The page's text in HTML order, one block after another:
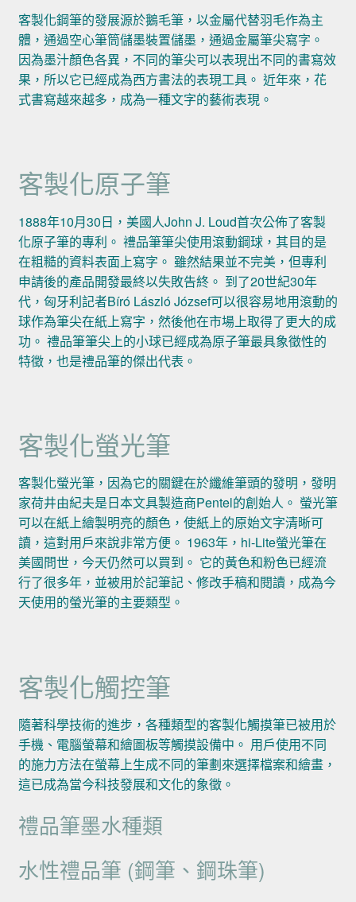
客製化鋼筆的發展源於鵝毛筆，以金屬代替羽毛作為主
體，通過空心筆筒儲墨裝置儲墨，通過金屬筆尖寫字。
因為墨汁顏色各異，不同的筆尖可以表現出不同的書寫效
果，所以它已經成為西方書法的表現工具。 近年來，花
式書寫越來越多，成為一種文字的藝術表現。
客製化原子筆
1888年10月30日，美國人John J. Loud首次公佈了客製
化原子筆的專利。 禮品筆筆尖使用滾動鋼球，其目的是
在粗糙的資料表面上寫字。 雖然結果並不完美，但專利
申請後的產品開發最終以失敗告終。 到了20世紀30年
代，匈牙利記者Bíró László József可以很容易地用滾動的
球作為筆尖在紙上寫字，然後他在市場上取得了更大的成
功。 禮品筆筆尖上的小球已經成為原子筆最具象徵性的
特徵，也是禮品筆的傑出代表。
客製化螢光筆
客製化螢光筆，因為它的關鍵在於纖維筆頭的發明，發明
家荷井由紀夫是日本文具製造商Pentel的創始人。 螢光筆
可以在紙上繪製明亮的顏色，使紙上的原始文字清晰可
讀，這對用戶來說非常方便。 1963年，hi-Lite螢光筆在
美國問世，今天仍然可以買到。 它的黃色和粉色已經流
行了很多年，並被用於記筆記、修改手稿和閱讀，成為今
天使用的螢光筆的主要類型。
客製化觸控筆
隨著科學技術的進步，各種類型的客製化觸摸筆已被用於
手機、電腦螢幕和繪圖板等觸摸設備中。 用戶使用不同
的施力方法在螢幕上生成不同的筆劃來選擇檔案和繪畫，
這已成為當今科技發展和文化的象徵。
禮品筆墨水種類
水性禮品筆 (鋼筆、鋼珠筆)